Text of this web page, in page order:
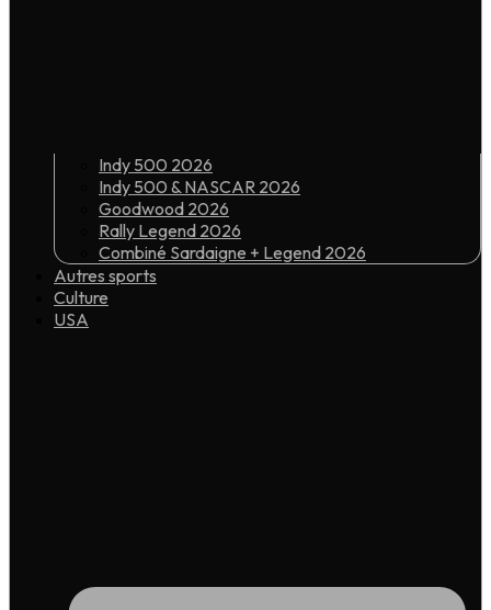
Indy 500 2026
Indy 500 & NASCAR 2026
Goodwood 2026
Rally Legend 2026
Combiné Sardaigne + Legend 2026
Autres sports
Culture
USA